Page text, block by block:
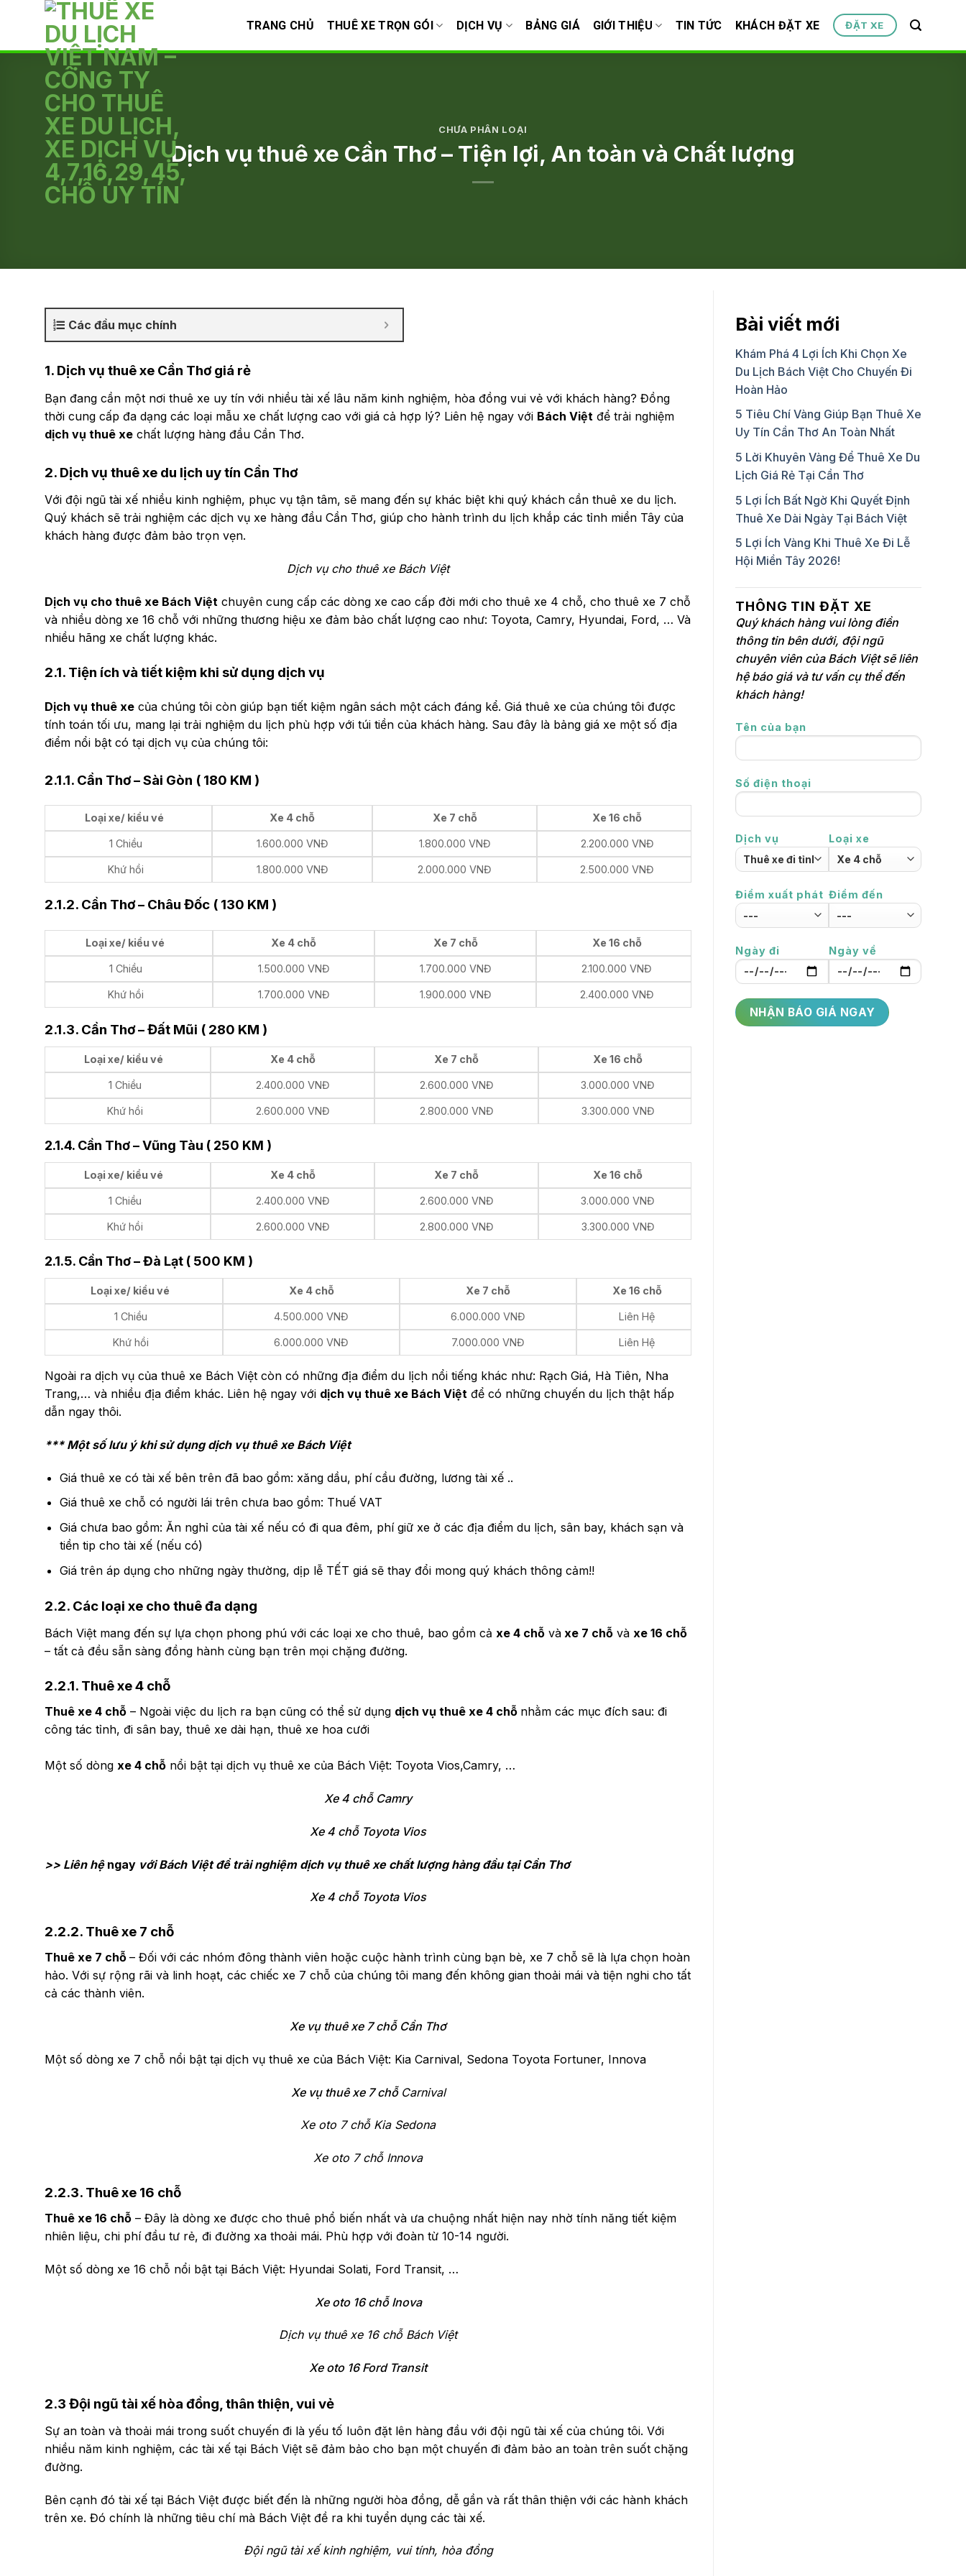
TRANG CHỦ THUÊ XE TRỌN GÓI DỊCH VỤ BẢNG GIÁ GIỚI THIỆU TIN TỨC KHÁCH ĐẶT XE ĐẶT XE
CHƯA PHÂN LOẠI
Dịch vụ thuê xe Cần Thơ – Tiện lợi, An toàn và Chất lượng
Các đầu mục chính
1. Dịch vụ thuê xe Cần Thơ giá rẻ
Bạn đang cần một nơi thuê xe uy tín với nhiều tài xế lâu năm kinh nghiệm, hòa đồng vui vẻ với khách hàng? Đồng
thời cung cấp đa dạng các loại mẫu xe chất lượng cao với giá cả hợp lý? Liên hệ ngay với Bách Việt để trải nghiệm
dịch vụ thuê xe chất lượng hàng đầu Cần Thơ.
2. Dịch vụ thuê xe du lịch uy tín Cần Thơ
Với đội ngũ tài xế nhiều kinh nghiệm, phục vụ tận tâm, sẽ mang đến sự khác biệt khi quý khách cần thuê xe du lịch.
Quý khách sẽ trải nghiệm các dịch vụ xe hàng đầu Cần Thơ, giúp cho hành trình du lịch khắp các tỉnh miền Tây của
khách hàng được đảm bảo trọn vẹn.
Dịch vụ cho thuê xe Bách Việt
Dịch vụ cho thuê xe Bách Việt chuyên cung cấp các dòng xe cao cấp đời mới cho thuê xe 4 chỗ, cho thuê xe 7 chỗ
và nhiều dòng xe 16 chỗ với những thương hiệu xe đảm bảo chất lượng cao như: Toyota, Camry, Hyundai, Ford, … Và
nhiều hãng xe chất lượng khác.
2.1. Tiện ích và tiết kiệm khi sử dụng dịch vụ
Dịch vụ thuê xe của chúng tôi còn giúp bạn tiết kiệm ngân sách một cách đáng kể. Giá thuê xe của chúng tôi được
tính toán tối ưu, mang lại trải nghiệm du lịch phù hợp với túi tiền của khách hàng. Sau đây là bảng giá xe một số địa
điểm nổi bật có tại dịch vụ của chúng tôi:
2.1.1. Cần Thơ – Sài Gòn ( 180 KM )
Loại xe/ kiểu vé Xe 4 chỗ Xe 7 chỗ Xe 16 chỗ
1 Chiều 1.600.000 VNĐ 1.800.000 VNĐ 2.200.000 VNĐ
Khứ hồi 1.800.000 VNĐ 2.000.000 VNĐ 2.500.000 VNĐ
2.1.2. Cần Thơ – Châu Đốc ( 130 KM )
Loại xe/ kiểu vé Xe 4 chỗ Xe 7 chỗ Xe 16 chỗ
1 Chiều 1.500.000 VNĐ 1.700.000 VNĐ 2.100.000 VNĐ
Khứ hồi 1.700.000 VNĐ 1.900.000 VNĐ 2.400.000 VNĐ
2.1.3. Cần Thơ – Đất Mũi ( 280 KM )
Loại xe/ kiểu vé Xe 4 chỗ Xe 7 chỗ Xe 16 chỗ
1 Chiều 2.400.000 VNĐ 2.600.000 VNĐ 3.000.000 VNĐ
Khứ hồi 2.600.000 VNĐ 2.800.000 VNĐ 3.300.000 VNĐ
2.1.4. Cần Thơ – Vũng Tàu ( 250 KM )
Loại xe/ kiểu vé Xe 4 chỗ Xe 7 chỗ Xe 16 chỗ
1 Chiều 2.400.000 VNĐ 2.600.000 VNĐ 3.000.000 VNĐ
Khứ hồi 2.600.000 VNĐ 2.800.000 VNĐ 3.300.000 VNĐ
2.1.5. Cần Thơ – Đà Lạt ( 500 KM )
Loại xe/ kiểu vé Xe 4 chỗ Xe 7 chỗ Xe 16 chỗ
1 Chiều 4.500.000 VNĐ 6.000.000 VNĐ Liên Hệ
Khứ hồi 6.000.000 VNĐ 7.000.000 VNĐ Liên Hệ
Ngoài ra dịch vụ của thuê xe Bách Việt còn có những địa điểm du lịch nổi tiếng khác như: Rạch Giá, Hà Tiên, Nha
Trang,… và nhiều địa điểm khác. Liên hệ ngay với dịch vụ thuê xe Bách Việt để có những chuyến du lịch thật hấp
dẫn ngay thôi.
*** Một số lưu ý khi sử dụng dịch vụ thuê xe Bách Việt
Giá thuê xe có tài xế bên trên đã bao gồm: xăng dầu, phí cầu đường, lương tài xế ..
Giá thuê xe chỗ có người lái trên chưa bao gồm: Thuế VAT
Giá chưa bao gồm: Ăn nghỉ của tài xế nếu có đi qua đêm, phí giữ xe ở các địa điểm du lịch, sân bay, khách sạn và
tiền tip cho tài xế (nếu có)
Giá trên áp dụng cho những ngày thường, dịp lễ TẾT giá sẽ thay đổi mong quý khách thông cảm!!
2.2. Các loại xe cho thuê đa dạng
Bách Việt mang đến sự lựa chọn phong phú với các loại xe cho thuê, bao gồm cả xe 4 chỗ và xe 7 chỗ và xe 16 chỗ
– tất cả đều sẵn sàng đồng hành cùng bạn trên mọi chặng đường.
2.2.1. Thuê xe 4 chỗ
Thuê xe 4 chỗ – Ngoài việc du lịch ra bạn cũng có thể sử dụng dịch vụ thuê xe 4 chỗ nhằm các mục đích sau: đi
công tác tỉnh, đi sân bay, thuê xe dài hạn, thuê xe hoa cưới
Một số dòng xe 4 chỗ nổi bật tại dịch vụ thuê xe của Bách Việt: Toyota Vios,Camry, …
Xe 4 chỗ Camry
Xe 4 chỗ Toyota Vios
>> Liên hệngay với Bách Việt để trải nghiệm dịch vụ thuê xe chất lượng hàng đầu tại Cần Thơ
Xe 4 chỗ Toyota Vios
2.2.2. Thuê xe 7 chỗ
Thuê xe 7 chỗ – Đối với các nhóm đông thành viên hoặc cuộc hành trình cùng bạn bè, xe 7 chỗ sẽ là lựa chọn hoàn
hảo. Với sự rộng rãi và linh hoạt, các chiếc xe 7 chỗ của chúng tôi mang đến không gian thoải mái và tiện nghi cho tất
cả các thành viên.
Xe vụ thuê xe 7 chỗ Cần Thơ
Một số dòng xe 7 chỗ nổi bật tại dịch vụ thuê xe của Bách Việt: Kia Carnival, Sedona Toyota Fortuner, Innova
Xe vụ thuê xe 7 chỗ Carnival
Xe oto 7 chỗ Kia Sedona
Xe oto 7 chỗ Innova
2.2.3. Thuê xe 16 chỗ
Thuê xe 16 chỗ – Đây là dòng xe được cho thuê phổ biến nhất và ưa chuộng nhất hiện nay nhờ tính năng tiết kiệm
nhiên liệu, chi phí đầu tư rẻ, đi đường xa thoải mái. Phù hợp với đoàn từ 10-14 người.
Một số dòng xe 16 chỗ nổi bật tại Bách Việt: Hyundai Solati, Ford Transit, …
Xe oto 16 chỗ Inova
Dịch vụ thuê xe 16 chỗ Bách Việt
Xe oto 16 Ford Transit
2.3 Đội ngũ tài xế hòa đồng, thân thiện, vui vẻ
Sự an toàn và thoải mái trong suốt chuyến đi là yếu tố luôn đặt lên hàng đầu với đội ngũ tài xế của chúng tôi. Với
nhiều năm kinh nghiệm, các tài xế tại Bách Việt sẽ đảm bảo cho bạn một chuyến đi đảm bảo an toàn trên suốt chặng
đường.
Bên cạnh đó tài xế tại Bách Việt được biết đến là những người hòa đồng, dễ gần và rất thân thiện với các hành khách
trên xe. Đó chính là những tiêu chí mà Bách Việt đề ra khi tuyển dụng các tài xế.
Đội ngũ tài xế kinh nghiệm, vui tính, hòa đồng
Bài viết mới
Khám Phá 4 Lợi Ích Khi Chọn Xe
Du Lịch Bách Việt Cho Chuyến Đi
Hoàn Hảo
5 Tiêu Chí Vàng Giúp Bạn Thuê Xe
Uy Tín Cần Thơ An Toàn Nhất
5 Lời Khuyên Vàng Để Thuê Xe Du
Lịch Giá Rẻ Tại Cần Thơ
5 Lợi Ích Bất Ngờ Khi Quyết Định
Thuê Xe Dài Ngày Tại Bách Việt
5 Lợi Ích Vàng Khi Thuê Xe Đi Lễ
Hội Miền Tây 2026!
THÔNG TIN ĐẶT XE
Quý khách hàng vui lòng điền
thông tin bên dưới, đội ngũ
chuyên viên của Bách Việt sẽ liên
hệ báo giá và tư vấn cụ thể đến
khách hàng!
Tên của bạn
Số điện thoại
Dịch vụ Loại xe
Điểm xuất phát Điểm đến
Ngày đi Ngày về